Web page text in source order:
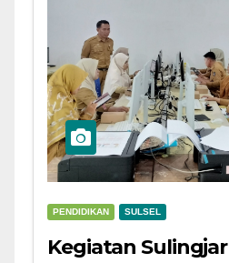
PENDIDIKAN SULSEL
Kegiatan Sulingjar